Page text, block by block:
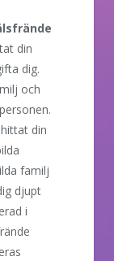
din
dig.
och
din
familj
djupt
i